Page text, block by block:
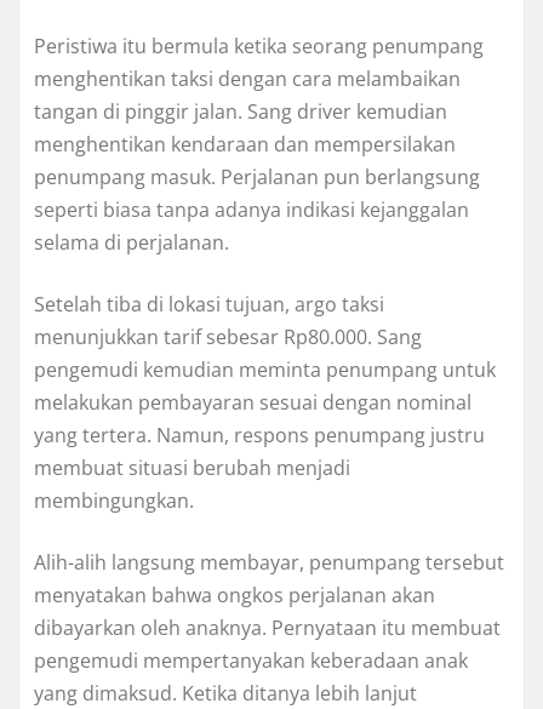
Peristiwa itu bermula ketika seorang penumpang
menghentikan taksi dengan cara melambaikan
tangan di pinggir jalan. Sang driver kemudian
menghentikan kendaraan dan mempersilakan
penumpang masuk. Perjalanan pun berlangsung
seperti biasa tanpa adanya indikasi kejanggalan
selama di perjalanan.
Setelah tiba di lokasi tujuan, argo taksi
menunjukkan tarif sebesar Rp80.000. Sang
pengemudi kemudian meminta penumpang untuk
melakukan pembayaran sesuai dengan nominal
yang tertera. Namun, respons penumpang justru
membuat situasi berubah menjadi
membingungkan.
Alih-alih langsung membayar, penumpang tersebut
menyatakan bahwa ongkos perjalanan akan
dibayarkan oleh anaknya. Pernyataan itu membuat
pengemudi mempertanyakan keberadaan anak
yang dimaksud. Ketika ditanya lebih lanjut